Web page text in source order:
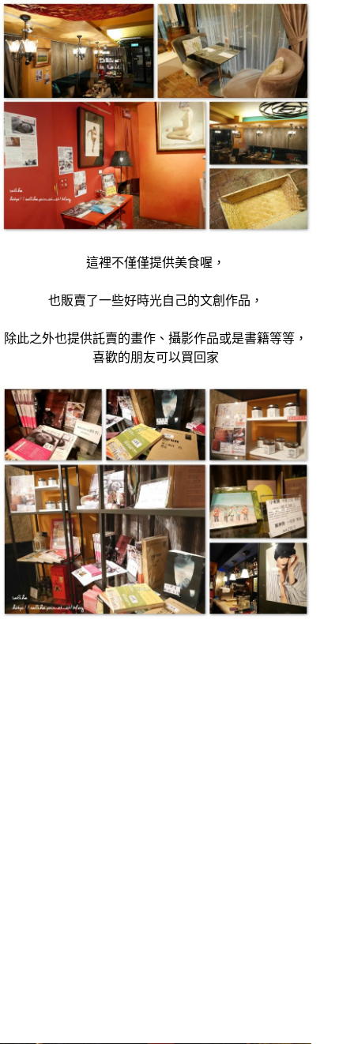
這裡不僅僅提供美食喔，
也販賣了一些好時光自己的文創作品，
除此之外也提供託賣的畫作、攝影作品或是書籍等等，
喜歡的朋友可以買回家